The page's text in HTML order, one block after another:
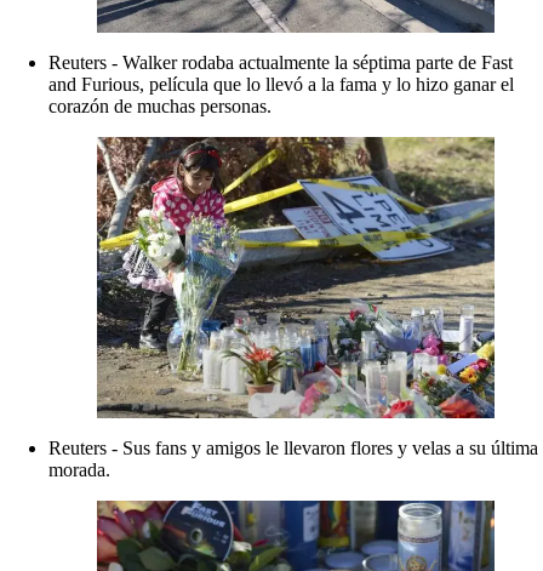
Reuters - Walker rodaba actualmente la séptima parte de Fast
and Furious, película que lo llevó a la fama y lo hizo ganar el
corazón de muchas personas.
Reuters - Sus fans y amigos le llevaron flores y velas a su última
morada.